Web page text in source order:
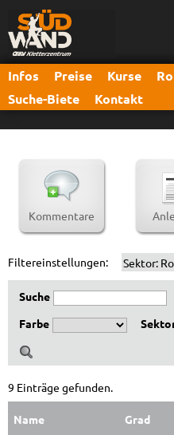
Infos Preise Kurse
Suche-Biete
Kontakt
Kommentare
Filtereinstellungen: Sektor:
Suche
Farbe
9 Einträge gefunden.
Name Grad